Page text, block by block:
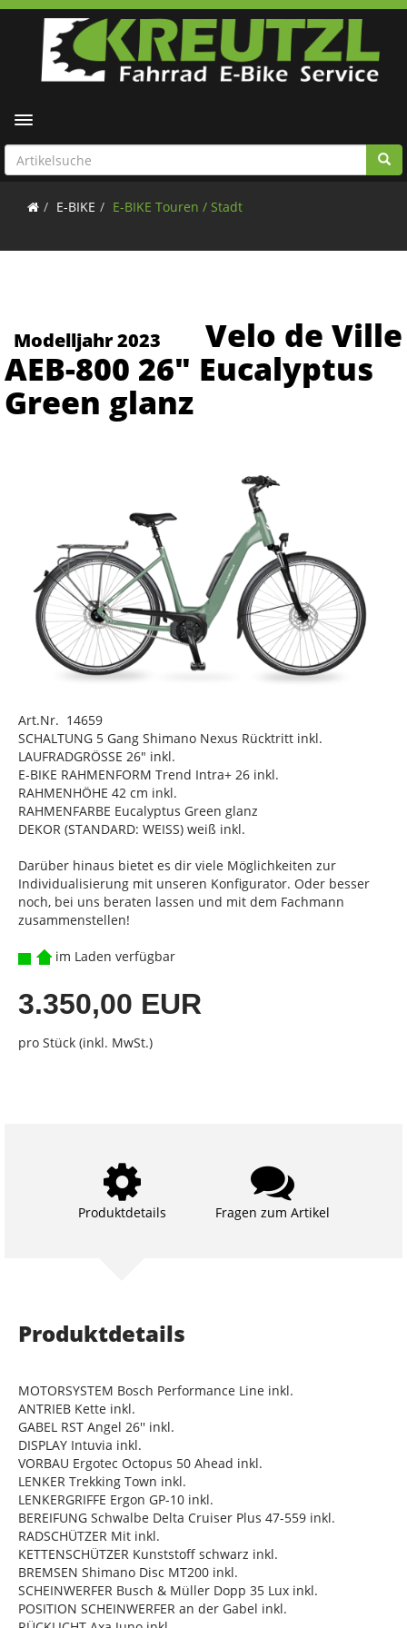
Toggle navigation
E-BIKE E-BIKE Touren / Stadt
Modelljahr 2023
Velo de Ville
AEB-800 26" Eucalyptus
Green glanz
Art.Nr. 14659
SCHALTUNG 5 Gang Shimano Nexus Rücktritt inkl.
LAUFRADGRÖSSE 26" inkl.
E-BIKE RAHMENFORM Trend Intra+ 26 inkl.
RAHMENHÖHE 42 cm inkl.
RAHMENFARBE Eucalyptus Green glanz
DEKOR (STANDARD: WEISS) weiß inkl.
Darüber hinaus bietet es dir viele Möglichkeiten zur
Individualisierung mit unseren Konfigurator. Oder besser
noch, bei uns beraten lassen und mit dem Fachmann
zusammenstellen!
im Laden verfügbar
3.350,00 EUR
pro Stück (inkl. MwSt.)
Produktdetails Fragen zum Artikel
Produktdetails
MOTORSYSTEM Bosch Performance Line inkl.
ANTRIEB Kette inkl.
GABEL RST Angel 26'' inkl.
DISPLAY Intuvia inkl.
VORBAU Ergotec Octopus 50 Ahead inkl.
LENKER Trekking Town inkl.
LENKERGRIFFE Ergon GP-10 inkl.
BEREIFUNG Schwalbe Delta Cruiser Plus 47-559 inkl.
RADSCHÜTZER Mit inkl.
KETTENSCHÜTZER Kunststoff schwarz inkl.
BREMSEN Shimano Disc MT200 inkl.
SCHEINWERFER Busch & Müller Dopp 35 Lux inkl.
POSITION SCHEINWERFER an der Gabel inkl.